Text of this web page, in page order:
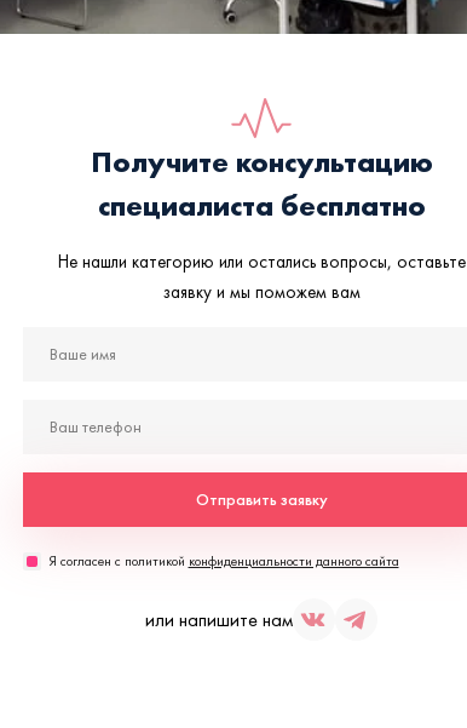
Получите консультацию
специалиста бесплатно
Не нашли категорию или остались вопросы, оставьте
заявку и мы поможем вам
Отправить заявку
Я согласен с политикой конфиденциальности данного сайта
или напишите нам